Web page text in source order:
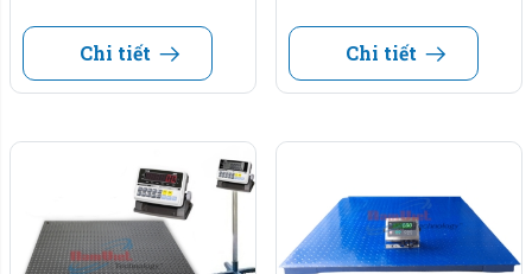
vì khẩu hiệu chất lượng tạo niềm tin – Uy tín để vững bền.
Video clip hoàn thiện cân sàn 10 tấn.
Chi tiết Chi tiết